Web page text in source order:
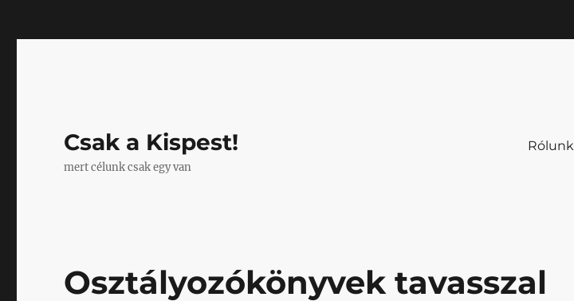
Csak a Kispest!
mert célunk csak egy van
Rólunk
Osztályozókönyvek tavasszal